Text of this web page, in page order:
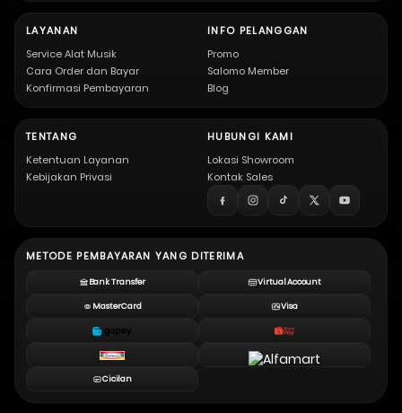
LAYANAN
Service Alat Musik
Cara Order dan Bayar
Konfirmasi Pembayaran
INFO PELANGGAN
Promo
Salomo Member
Blog
TENTANG
Ketentuan Layanan
Kebijakan Privasi
HUBUNGI KAMI
Lokasi Showroom
Kontak Sales
METODE PEMBAYARAN YANG DITERIMA
Bank Transfer Virtual Account
MasterCard Visa
Cicilan